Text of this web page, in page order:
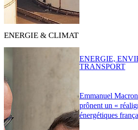
ENERGIE & CLIMAT
Emmanuel
prônent un «
énergétiques
ENERGIE,
TRANSPORT